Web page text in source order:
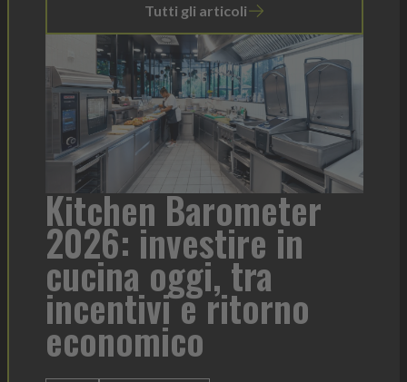
Tutti gli articoli
Kitchen Barometer
2026: investire in
cucina oggi, tra
incentivi e ritorno
economico